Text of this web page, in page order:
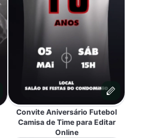
Convite Aniversário Futebol
Camisa de Time para Editar
Online